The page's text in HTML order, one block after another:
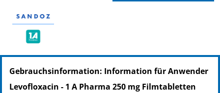
PZN: 07714990
PPN: 110771499017
NTIN: 04150077149907
Gebrauchsinformation: Information für Anwender
Levofloxacin - 1 A Pharma 250 mg Filmtabletten